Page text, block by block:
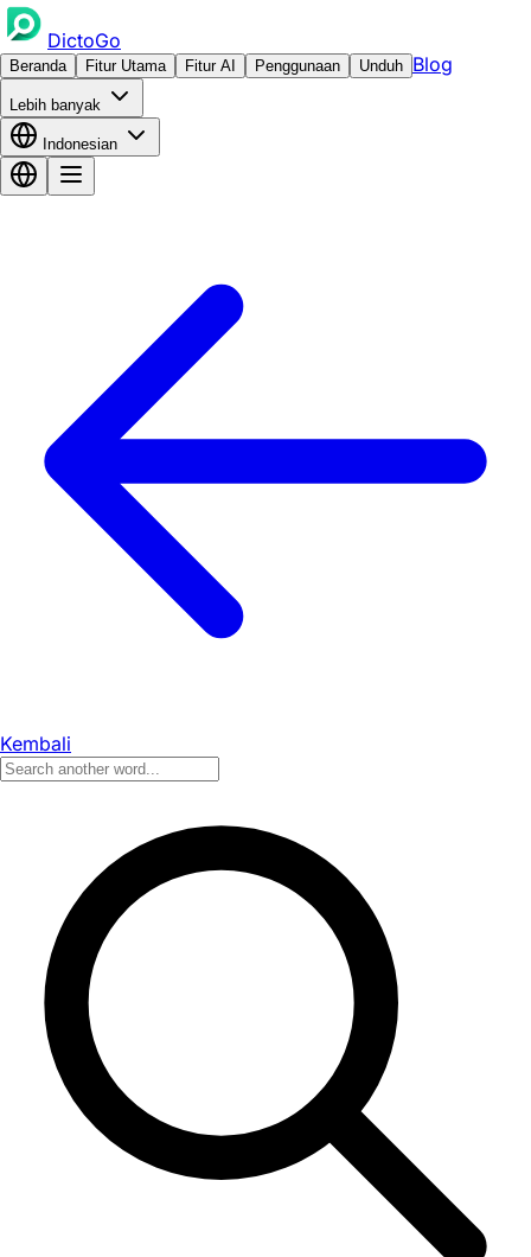
DictoGo
Beranda Fitur Utama Fitur AI Penggunaan Unduh Blog
Lebih banyak
Indonesian
Kembali